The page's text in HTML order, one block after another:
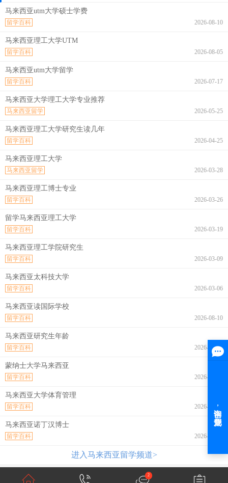
马来西亚utm大学硕士学费
2026-08-10
留学百科
马来西亚理工大学UTM
2026-08-05
留学百科
马来西亚utm大学留学
2026-07-17
留学百科
马来西亚大学理工大学专业推荐
2026-05-25
马来西亚留学
马来西亚理工大学研究生读几年
2026-04-25
留学百科
马来西亚理工大学
2026-03-28
马来西亚留学
马来西亚理工博士专业
2026-03-26
留学百科
留学马来西亚理工大学
2026-03-19
留学百科
马来西亚理工学院研究生
2026-03-09
留学百科
马来西亚太科技大学
2026-03-06
留学百科
马来西亚读国际学校
2026-08-10
留学百科
马来西亚研究生年龄
2026-08-10
留学百科
蒙纳士大学马来西亚
2026-08-10
留学百科
马来西亚大学体育管理
2026-08-10
留学百科
马来西亚诺丁汉博士
2026-08-10
留学百科
进入马来西亚留学频道>
2